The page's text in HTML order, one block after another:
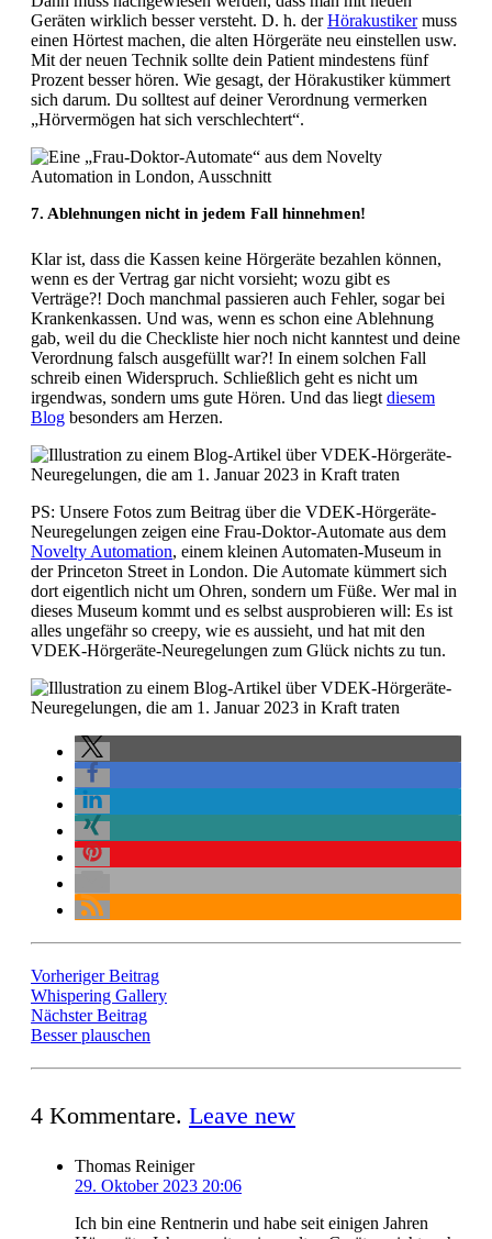
Geräten wirklich besser versteht. D. h. derHörakustikermuss
einen Hörtest machen, die alten Hörgeräte neu einstellen usw.
Mit der neuen Technik sollte dein Patient mindestens fünf
Prozent besser hören. Wie gesagt, der Hörakustiker kümmert
sich darum. Du solltest auf deiner Verordnung vermerken
„Hörvermögen hat sich verschlechtert“.
7. Ablehnungen nicht in jedem Fall hinnehmen!
Klar ist, dass die Kassen keine Hörgeräte bezahlen können,
wenn es der Vertrag gar nicht vorsieht; wozu gibt es
Verträge?! Doch manchmal passieren auch Fehler, sogar bei
Krankenkassen. Und was, wenn es schon eine Ablehnung
gab, weil du die Checkliste hier noch nicht kanntest und deine
Verordnung falsch ausgefüllt war?! In einem solchen Fall
schreib einen Widerspruch. Schließlich geht es nicht um
irgendwas, sondern ums gute Hören. Und das liegt diesem
Blog besonders am Herzen.
PS: Unsere Fotos zum Beitrag über die VDEK-Hörgeräte-
Neuregelungen zeigen eine Frau-Doktor-Automate aus dem
Novelty Automation, einem kleinen Automaten-Museum in
der Princeton Street in London. Die Automate kümmert sich
dort eigentlich nicht um Ohren, sondern um Füße. Wer mal in
dieses Museum kommt und es selbst ausprobieren will: Es ist
alles ungefähr so creepy, wie es aussieht, und hat mit den
VDEK-Hörgeräte-Neuregelungen zum Glück nichts zu tun.
Vorheriger Beitrag
Whispering Gallery
Nächster Beitrag
Besser plauschen
4 Kommentare. Leave new
Thomas Reiniger
29. Oktober 2023 20:06
Ich bin eine Rentnerin und habe seit einigen Jahren